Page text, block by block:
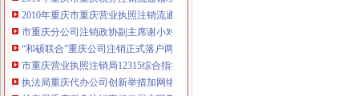
市重庆分公司注销政协副主席谢小对市局商标工作作出批示
“和硕联合”重庆公司注销正式落户两江新区
市重庆营业执照注销局12315综合指挥调度中心2月份受理况分析
执法局重庆代办公司创新举措加网络违法案件查办
长寿局重庆税务注销商标发展实现开门红